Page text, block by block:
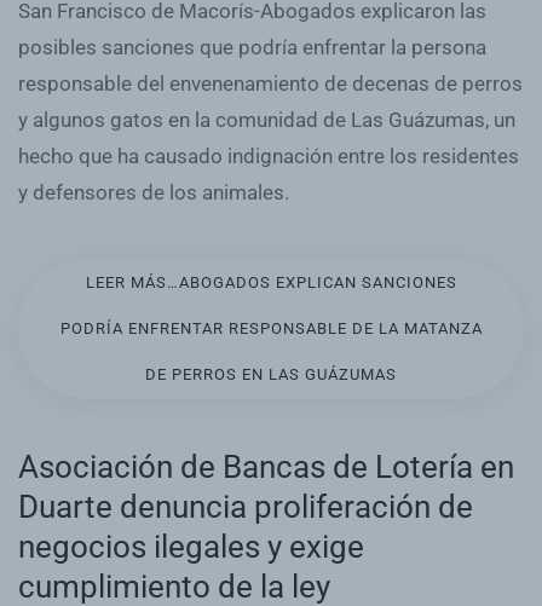
San Francisco de Macorís-Abogados explicaron las
posibles sanciones que podría enfrentar la persona
responsable del envenenamiento de decenas de perros
y algunos gatos en la comunidad de Las Guázumas, un
hecho que ha causado indignación entre los residentes
y defensores de los animales.
LEER MÁS…ABOGADOS EXPLICAN SANCIONES
PODRÍA ENFRENTAR RESPONSABLE DE LA MATANZA
DE PERROS EN LAS GUÁZUMAS
Asociación de Bancas de Lotería en
Duarte denuncia proliferación de
negocios ilegales y exige
cumplimiento de la ley